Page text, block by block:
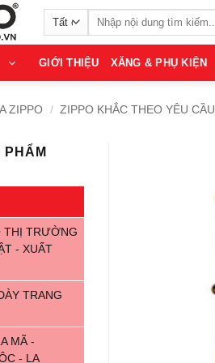
Tìm
kiếm:
GIỚI THIỆU XĂNG & PHỤ KIỆN
ZIPPO / ZIPPO KHẮC THEO YÊU CẦU
PHẨM
THỊ TRƯỜNG
- XUẤT
TRANG
MÃ -
- LẠ